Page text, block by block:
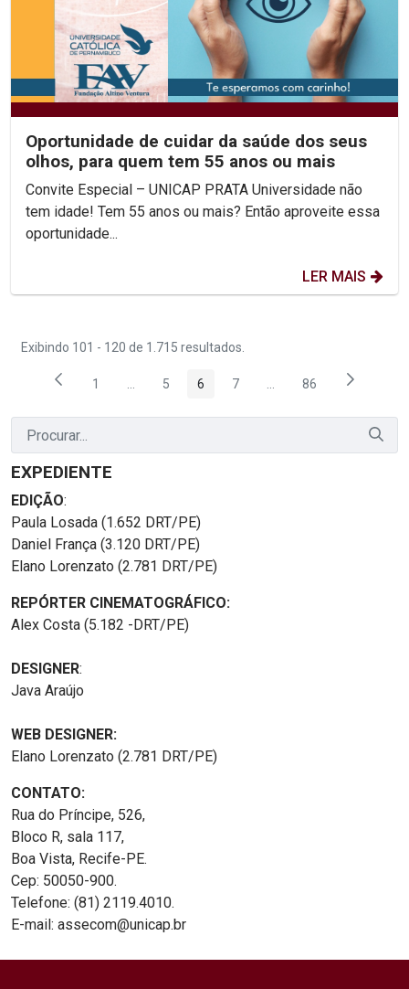
Oportunidade de cuidar da saúde dos seus
olhos, para quem tem 55 anos ou mais
Convite Especial – UNICAP PRATA Universidade não
tem idade! Tem 55 anos ou mais? Então aproveite essa
oportunidade...
LER MAIS
Exibindo 101 - 120 de 1.715 resultados.
Página
1 Páginas intermediárias Usar ABA para navegar.
Página
5 Página
6 Página
7 Páginas intermediárias
Página
86
EXPEDIENTE
EDIÇÃO:
Paula Losada (1.652 DRT/PE)
Daniel França (3.120 DRT/PE)
Elano Lorenzato (2.781 DRT/PE)
REPÓRTER CINEMATOGRÁFICO:
Alex Costa (5.182 -DRT/PE)
DESIGNER:
Java Araújo
WEB DESIGNER:
Elano Lorenzato (2.781 DRT/PE)
CONTATO:
Rua do Príncipe, 526,
Bloco R, sala 117,
Boa Vista, Recife-PE.
Cep: 50050-900.
Telefone: (81) 2119.4010.
E-mail: assecom@unicap.br